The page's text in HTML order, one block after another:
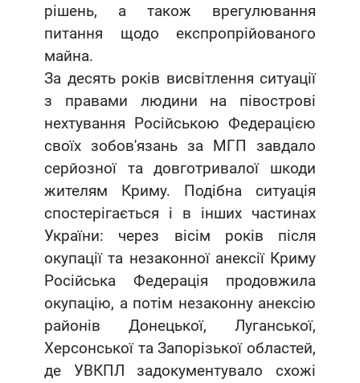
рішень, а також врегулювання
питання щодо експропрійованого
майна.
За десять років висвітлення ситуації
з правами людини на півострові
нехтування Російською Федерацією
своїх зобов'язань за МГП завдало
серйозної та довготривалої шкоди
жителям Криму. Подібна ситуація
спостерігається і в інших частинах
України: через вісім років після
окупації та незаконної анексії Криму
Російська Федерація продовжила
окупацію, а потім незаконну анексію
районів Донецької, Луганської,
Херсонської та Запорізької областей,
де УВКПЛ задокументувало схожі